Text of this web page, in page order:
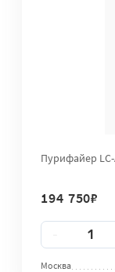
Пурифайер
194 750₽
Количество
Москва